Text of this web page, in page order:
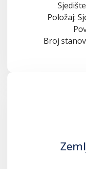
Položaj:
Broj